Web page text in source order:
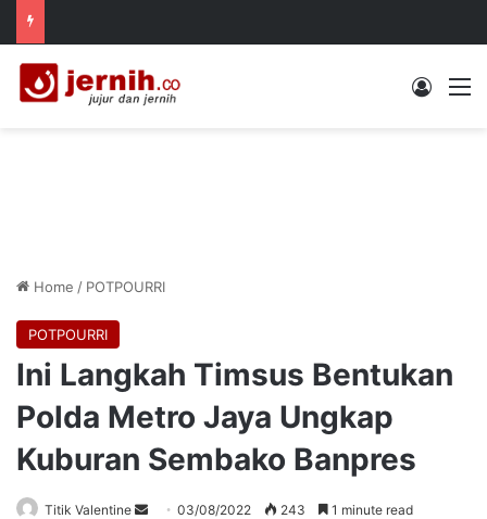
Log In
Home / POTPOURRI
POTPOURRI
Ini Langkah Timsus Bentukan
Polda Metro Jaya Ungkap
Kuburan Sembako Banpres
Titik Valentine
Send03/08/2022 243 1 minute read